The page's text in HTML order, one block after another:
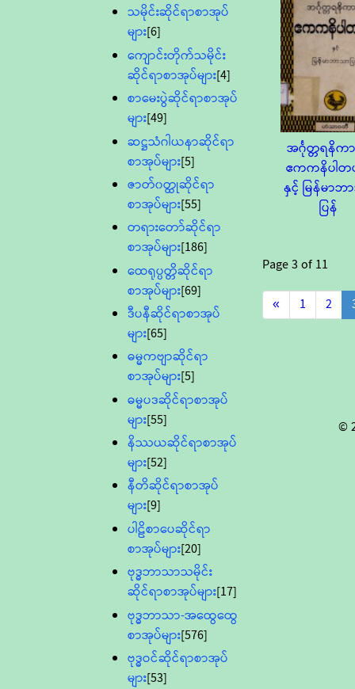
သမိုင်းဆိုင်ရာစာအုပ်
များ[6]
ကျောင်းတိုက်သမိုင်း
ဆိုင်ရာစာအုပ်များ[4]
စာမေးပွဲဆိုင်ရာစာအုပ်
များ[49]
ဆဋ္ဌသံဂါယနာဆိုင်ရာ
စာအုပ်များ[5]
ဇာတ်၀တ္ထုဆိုင်ရာ
စာအုပ်များ[55]
တရားတော်ဆိုင်ရာ
စာအုပ်များ[186]
ထေရုပ္ပတ္တိဆိုင်ရာ
စာအုပ်များ[69]
ဒီပနီဆိုင်ရာစာအုပ်
များ[65]
ဓမ္မကဗျာဆိုင်ရာ
စာအုပ်များ[5]
ဓမ္မပဒဆိုင်ရာစာအုပ်
များ[55]
နိဿယဆိုင်ရာစာအုပ်
များ[52]
နီတိဆိုင်ရာစာအုပ်
များ[9]
ပါဠိစာပေဆိုင်ရာ
စာအုပ်များ[20]
ဗုဒ္ဓဘာသာသမိုင်း
ဆိုင်ရာစာအုပ်များ[17]
ဗုဒ္ဓဘာသာ-အထွေထွေ
စာအုပ်များ[576]
ဗုဒ္ဓဝင်ဆိုင်ရာစာအုပ်
များ[53]
အင်္ဂုတ္တရနိ
ဧကကနိပါတ
နှင့် မြန်မာဘ
ပြန်
Page3 of11
«
1 2
©